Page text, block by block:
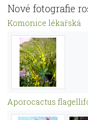
Nové fotografie
Komonice lékařská
Aporocactus